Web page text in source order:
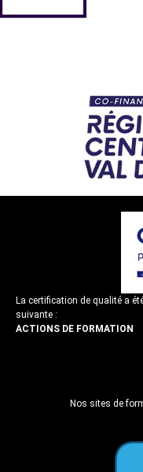
La certification de qualité a
suivante :
ACTIONS DE FORMATION
Nos sites de